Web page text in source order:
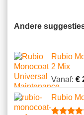
Andere
Rubio
2 Mix
Vanaf: €
Rubio